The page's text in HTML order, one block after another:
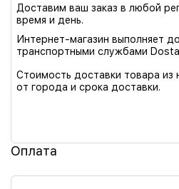
Доставим ваш заказ в любой
время и день.
Интернет-магазин выполняет
транспортными службами
Стоимость доставки товара из
от города и срока доставки.
Оплата